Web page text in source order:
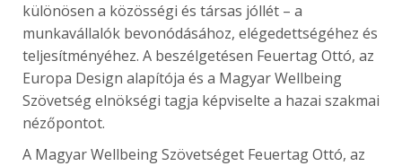
különösen a közösségi és társas jóllét – a
munkavállalók bevonódásához, elégedettségéhez és
teljesítményéhez. A beszélgetésen Feuertag Ottó, az
Europa Design alapítója és a Magyar Wellbeing
Szövetség elnökségi tagja képviselte a hazai szakmai
nézőpontot.
A Magyar Wellbeing Szövetséget Feuertag Ottó, az